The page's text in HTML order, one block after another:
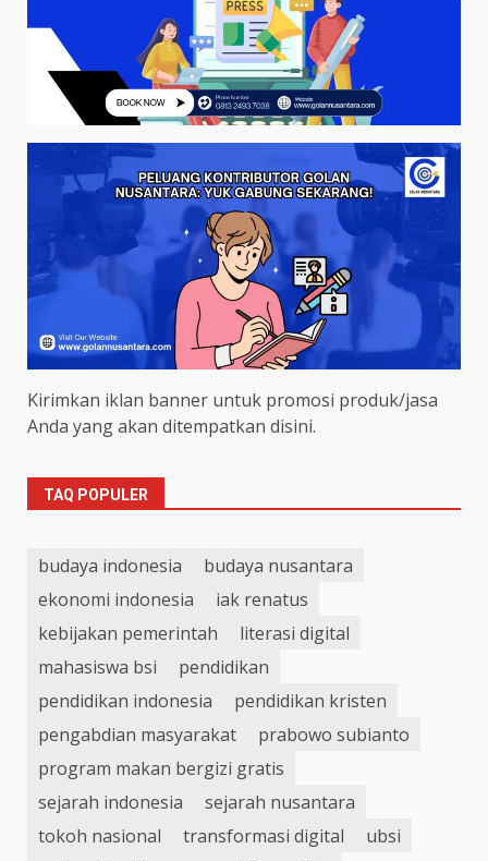
Kirimkan iklan banner untuk promosi produk/jasa
Anda yang akan ditempatkan disini.
TAQ POPULER
budaya indonesia
budaya nusantara
ekonomi indonesia
iak renatus
kebijakan pemerintah
literasi digital
mahasiswa bsi
pendidikan
pendidikan indonesia
pendidikan kristen
pengabdian masyarakat
prabowo subianto
program makan bergizi gratis
sejarah indonesia
sejarah nusantara
tokoh nasional
transformasi digital
ubsi